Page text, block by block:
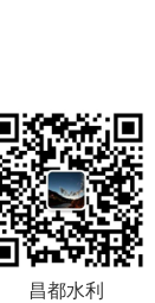
昌都水利